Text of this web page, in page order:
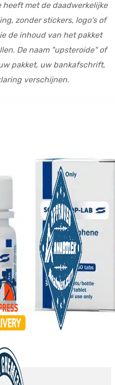
heeft met de daadwerkelijke
zonder stickers, logo's of
de inhoud van het pakket
De naam "upsteroide" of
pakket, uw bankafschrift,
verschijnen.